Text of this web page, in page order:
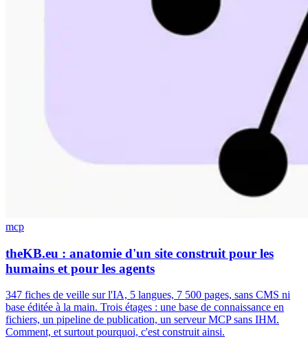
mcp
theKB.eu : anatomie d'un site construit pour les
humains et pour les agents
347 fiches de veille sur l'IA, 5 langues, 7 500 pages, sans CMS ni
base éditée à la main. Trois étages : une base de connaissance en
fichiers, un pipeline de publication, un serveur MCP sans IHM.
Comment, et surtout pourquoi, c'est construit ainsi.